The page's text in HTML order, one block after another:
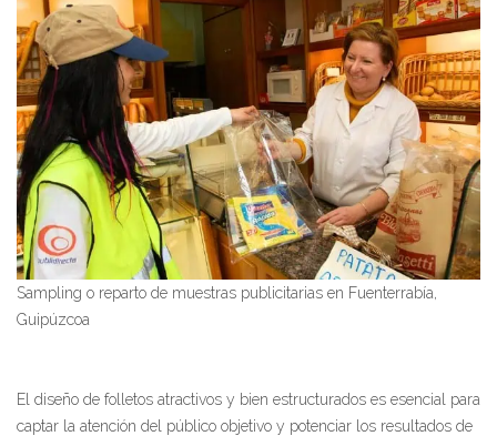
Sampling o reparto de muestras publicitarias en Fuenterrabía,
Guipúzcoa
El diseño de folletos atractivos y bien estructurados es esencial para
captar la atención del público objetivo y potenciar los resultados de